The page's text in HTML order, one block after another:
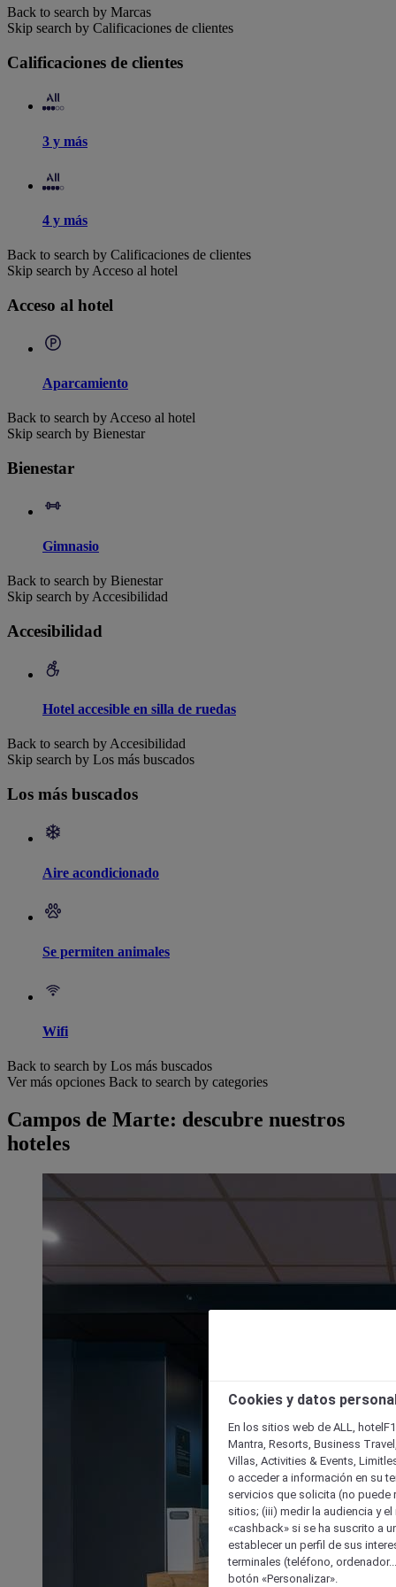
Back to search by Marcas
Skip search by Calificaciones de clientes
Calificaciones de clientes
3 y más
4 y más
Back to search by Calificaciones de clientes
Skip search by Acceso al hotel
Acceso al hotel
Aparcamiento
Back to search by Acceso al hotel
Skip search by Bienestar
Bienestar
Gimnasio
Back to search by Bienestar
Skip search by Accesibilidad
Accesibilidad
Hotel accesible en silla de ruedas
Back to search by Accesibilidad
Skip search by Los más buscados
Los más buscados
Aire acondicionado
Se permiten animales
Wifi
Back to search by Los más buscados
Ver más opciones Back to search by categories
Campos de Marte: descubre nuestros
hoteles
Cookies y datos
En los sitios web de ALL,
Mantra, Resorts, Business
Villas, Activities & Events,
o acceder a información en su
servicios que solicita (no puede
sitios; (iii) medir la audiencia y
«cashback» si se ha suscrito a
establecer un perfil de sus
terminales (teléfono,
botón «Personalizar».